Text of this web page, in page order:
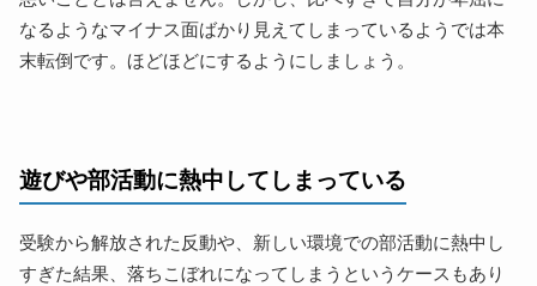
なるようなマイナス面ばかり見えてしまっているようでは本
末転倒です。ほどほどにするようにしましょう。
遊びや部活動に熱中してしまっている
受験から解放された反動や、新しい環境での部活動に熱中し
すぎた結果、落ちこぼれになってしまうというケースもあり